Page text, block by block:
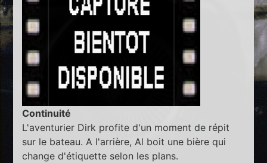
Continuité
L'aventurier Dirk profite d'un moment de répit
sur le bateau. A l'arrière, Al boit une bière qui
change d'étiquette selon les plans.